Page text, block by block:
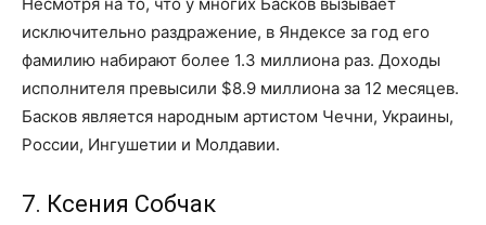
исключительно раздражение, в Яндексе за год его
фамилию набирают более 1.3 миллиона раз. Доходы
исполнителя превысили $8.9 миллиона за 12 месяцев.
Басков является народным артистом Чечни, Украины,
России, Ингушетии и Молдавии.
7. Ксения Собчак